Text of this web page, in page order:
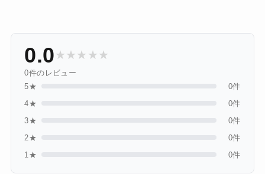
0.0 ★ ★ ★ ★ ★
0件のレビュー
5★
0件
4★
0件
3★
0件
2★
0件
1★
0件